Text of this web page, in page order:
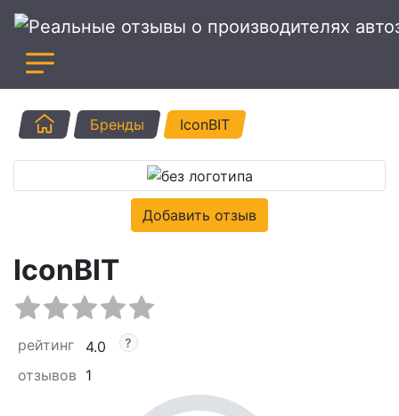
ГлавнаяБренды IconBIT
Добавить отзыв
IconBIT
рейтинг
4.0
отзывов 1